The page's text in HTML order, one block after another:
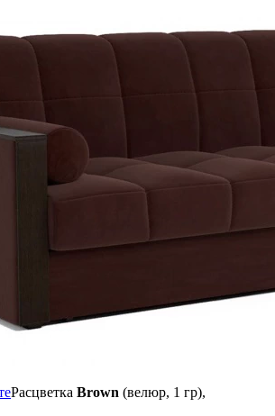
Расцветка Brown (велюр, 1 гр),